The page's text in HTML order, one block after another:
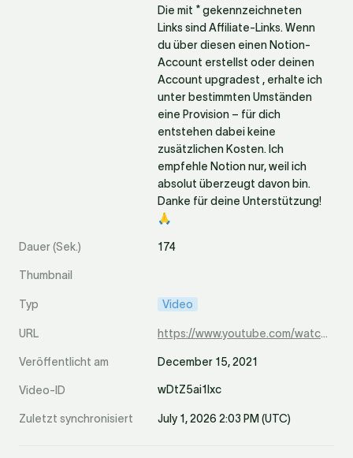
Die mit * gekennzeichneten
Links sind Affiliate-Links. Wenn
du über diesen einen Notion-
Account erstellst oder deinen
Account upgradest , erhalte ich
unter bestimmten Umständen
eine Provision – für dich
entstehen dabei keine
zusätzlichen Kosten. Ich
empfehle Notion nur, weil ich
absolut überzeugt davon bin.
Danke für deine Unterstützung!
🙏
Dauer (Sek.) 174
Thumbnail
Typ Video
URL https://www.youtube.com/watch?v=wDtZ5ai1Ixc
Veröffentlicht am December 15, 2021
Video-ID wDtZ5ai1Ixc
Zuletzt synchronisiert July 1, 2026 2:03 PM (UTC)